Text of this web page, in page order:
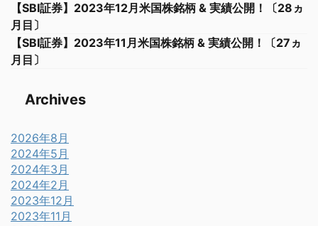
【SBI証券】2023年12月米国株銘柄 & 実績公開！〔28ヵ
月目〕
【SBI証券】2023年11月米国株銘柄 & 実績公開！〔27ヵ
月目〕
Archives
2026年8月
2024年5月
2024年3月
2024年2月
2023年12月
2023年11月